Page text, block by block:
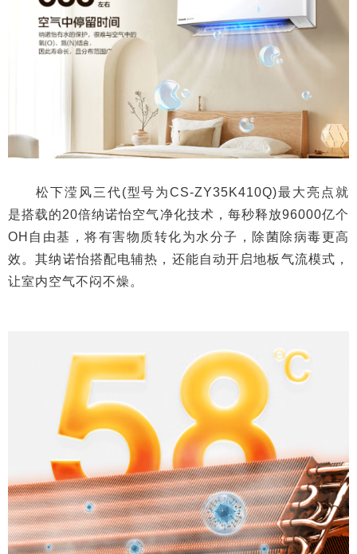
松下滢风三代(型号为CS-ZY35K410Q)最大亮点就
是搭载的20倍纳诺怡空气净化技术，每秒释放96000亿个
OH自由基，将有害物质转化为水分子，除菌除病毒更高
效。其纳诺怡搭配电辅热，还能自动开启地板气流模式，
让室内空气不闷不燥。